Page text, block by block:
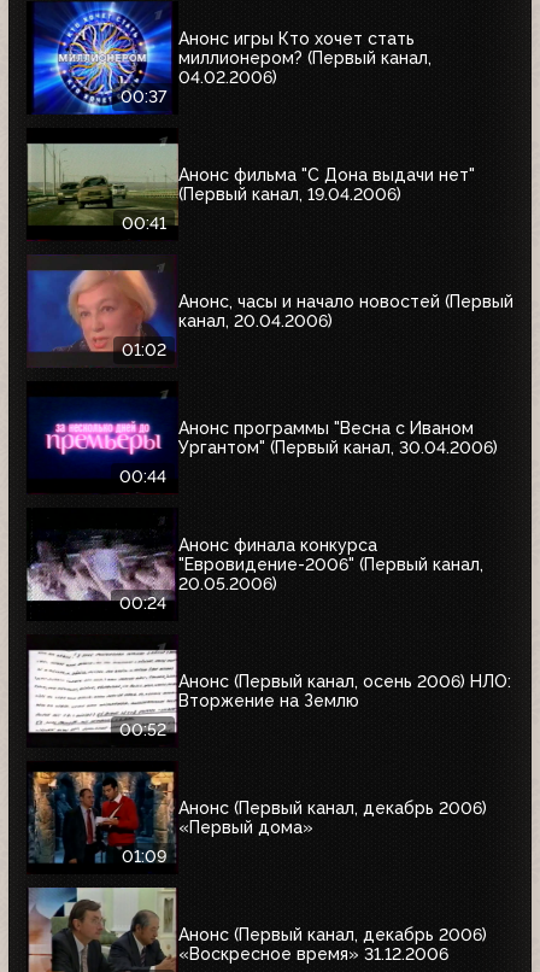
00:37
Анонс игры Кто хочет стать
миллионером? (Первый канал,
04.02.2006)
00:41
Анонс фильма "С Дона выдачи нет"
(Первый канал, 19.04.2006)
01:02
Анонс, часы и начало новостей (Первый
канал, 20.04.2006)
00:44
Анонс программы "Весна с Иваном
Ургантом" (Первый канал, 30.04.2006)
00:24
Анонс финала конкурса
"Евровидение-2006" (Первый канал,
20.05.2006)
00:52
Анонс (Первый канал, осень 2006) НЛО:
Вторжение на Землю
01:09
Анонс (Первый канал, декабрь 2006)
«Первый дома»
Анонс (Первый канал, декабрь 2006)
«Воскресное время» 31.12.2006